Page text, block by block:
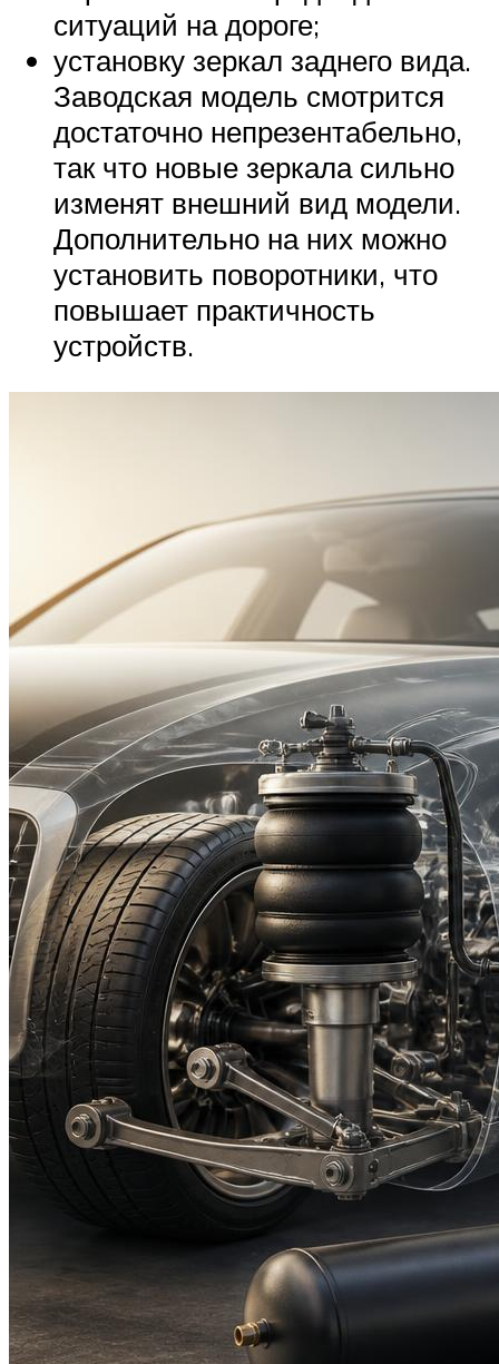
ситуаций на дороге;
установку зеркал заднего вида.
Заводская модель смотрится
достаточно непрезентабельно,
так что новые зеркала сильно
изменят внешний вид модели.
Дополнительно на них можно
установить поворотники, что
повышает практичность
устройств.